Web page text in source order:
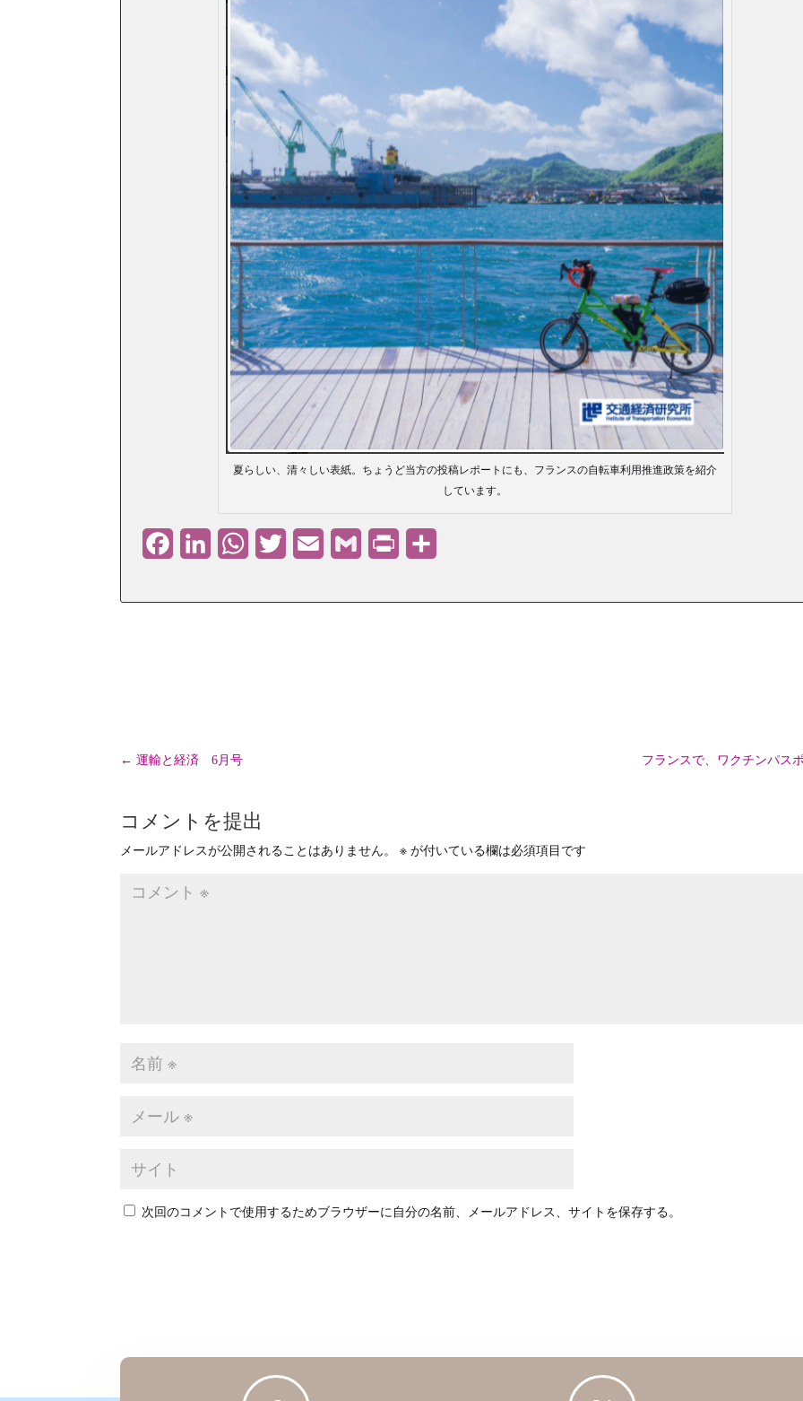
夏らしい、清々しい表紙。ちょうど当方の投稿レポートにも、フランスの自転車利用推進政策を紹介
しています。
FacebookLinkedInWhatsApp
Twitter Email Gmail PrintFriendly
←運輸と経済 6月号 フランスで、ワクチンパス
コメントを提出
メールアドレスが公開されることはありません。 ※ が付いている欄は必須項目です
次回のコメントで使用するためブラウザーに自分の名前、メールアドレス、サイトを保存する。